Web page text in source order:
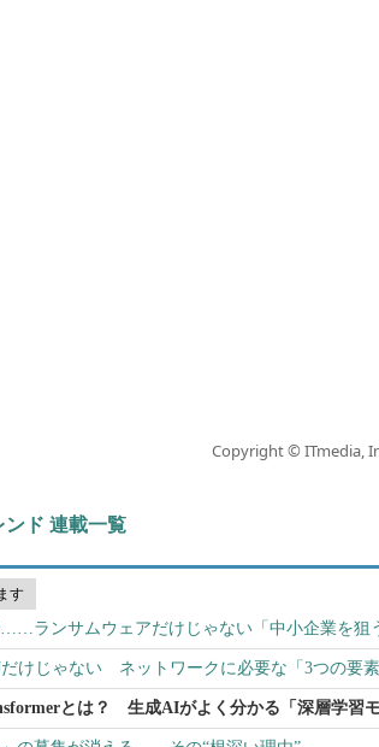
Copyright © ITmedia,
ド 連載一覧
す
ランサムウェアだけじゃない「中小企業を狙
けじゃない ネットワークに必要な「3つの要素
とは？ 生成AIがよく分かる「深層学習